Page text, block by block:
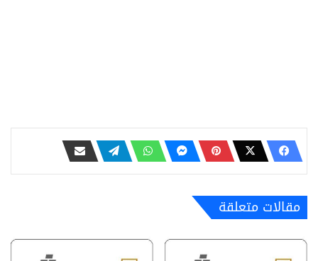
مقالات متعلقة